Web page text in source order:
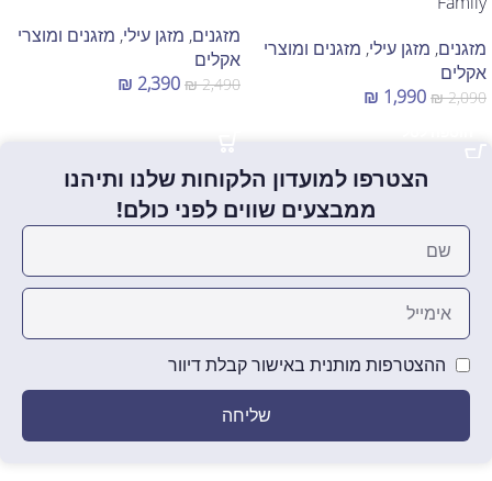
מזגנים, מזגן עילי, מזגנים ומוצרי
אקלים
₪2,090
₪ 1,990
מזגנים, מזגן עילי, מזגנים ומוצרי
אקלים
₪2,490
₪ 2,390
הצטרפו למועדון הלקוחות שלנו ותיהנו
ממבצעים שווים לפני כולם!
ההצטרפות מותנית באישור קבלת דיוור
שליחה